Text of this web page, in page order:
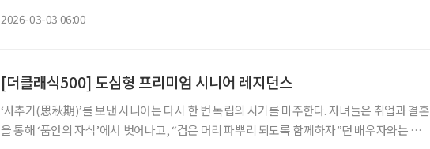
2026-03-03 06:00
[더클래식500] 도심형 프리미엄 시니어 레지던스
‘사추기(思秋期)’를 보낸 시니어는 다시 한 번 독립의 시기를 마주한다. 자녀들은 취업과 결혼
을 통해 ‘품안의 자식’에서 벗어나고, “검은 머리 파뿌리 되도록 함께하자”던 배우자와는 사